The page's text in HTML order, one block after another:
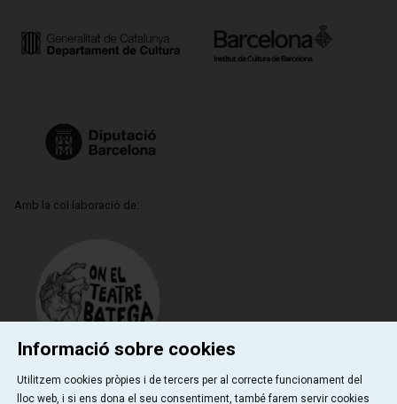
Amb la col·laboració de:
Informació sobre cookies
Utilitzem cookies pròpies i de tercers per al correcte funcionament del
lloc web, i si ens dona el seu consentiment, també farem servir cookies